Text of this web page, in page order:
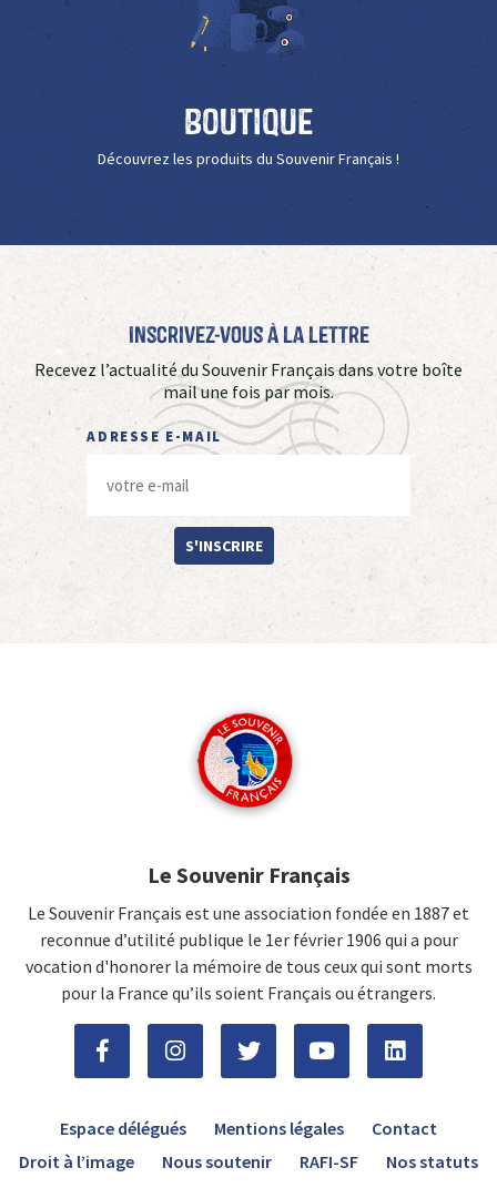
Boutique
Découvrez les produits du Souvenir Français !
Inscrivez-vous à La Lettre
Recevez l’actualité du Souvenir Français dans votre boîte
mail une fois par mois.
ADRESSE E-MAIL
S'INSCRIRE
Le Souvenir Français
Le Souvenir Français est une association fondée en 1887 et
reconnue d’utilité publique le 1er février 1906 qui a pour
vocation d'honorer la mémoire de tous ceux qui sont morts
pour la France qu’ils soient Français ou étrangers.
Espace délégués Mentions légales
Contact
Droit à l’image
Nous soutenir RAFI-SF Nos statuts